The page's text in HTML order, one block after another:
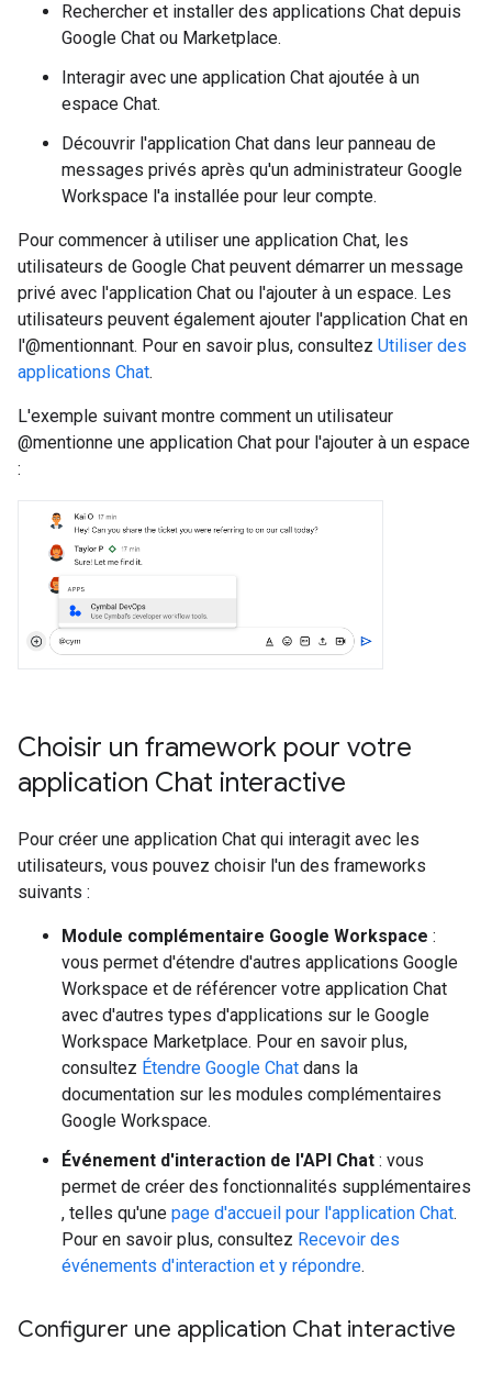
Rechercher et installer des applications Chat depuis
Google Chat ou Marketplace.
Interagir avec une application Chat ajoutée à un
espace Chat.
Découvrir l'application Chat dans leur panneau de
messages privés après qu'un administrateur Google
Workspace l'a installée pour leur compte.
Pour commencer à utiliser une application Chat, les
utilisateurs de Google Chat peuvent démarrer un message
privé avec l'application Chat ou l'ajouter à un espace. Les
utilisateurs peuvent également ajouter l'application Chat en
l'@mentionnant. Pour en savoir plus, consultez Utiliser des
applications Chat.
L'exemple suivant montre comment un utilisateur
@mentionne une application Chat pour l'ajouter à un espace
:
Choisir un framework pour votre
application Chat interactive
Pour créer une application Chat qui interagit avec les
utilisateurs, vous pouvez choisir l'un des frameworks
suivants :
Module complémentaire Google Workspace :
vous permet d'étendre d'autres applications Google
Workspace et de référencer votre application Chat
avec d'autres types d'applications sur le Google
Workspace Marketplace. Pour en savoir plus,
consultez Étendre Google Chat dans la
documentation sur les modules complémentaires
Google Workspace.
Événement d'interaction de l'API Chat : vous
permet de créer des fonctionnalités supplémentaires
, telles qu'une page d'accueil pour l'application Chat.
Pour en savoir plus, consultez Recevoir des
événements d'interaction et y répondre.
Configurer une application Chat interactive